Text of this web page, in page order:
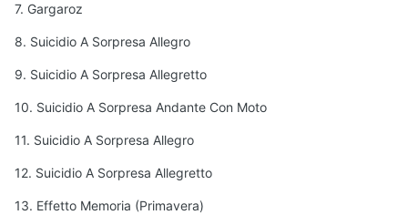
7. Gargaroz
8. Suicidio A Sorpresa Allegro
9. Suicidio A Sorpresa Allegretto
10. Suicidio A Sorpresa Andante Con Moto
11. Suicidio A Sorpresa Allegro
12. Suicidio A Sorpresa Allegretto
13. Effetto Memoria (Primavera)